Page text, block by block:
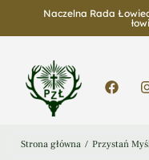
Naczelna Rada
Strona główna / Przystań